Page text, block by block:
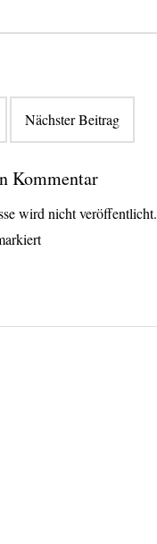
Nächster Beitrag
Kommentar
wird nicht veröffentlicht.